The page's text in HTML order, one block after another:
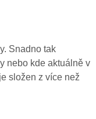
Snadno tak
nebo kde aktuálně v
složen z více než